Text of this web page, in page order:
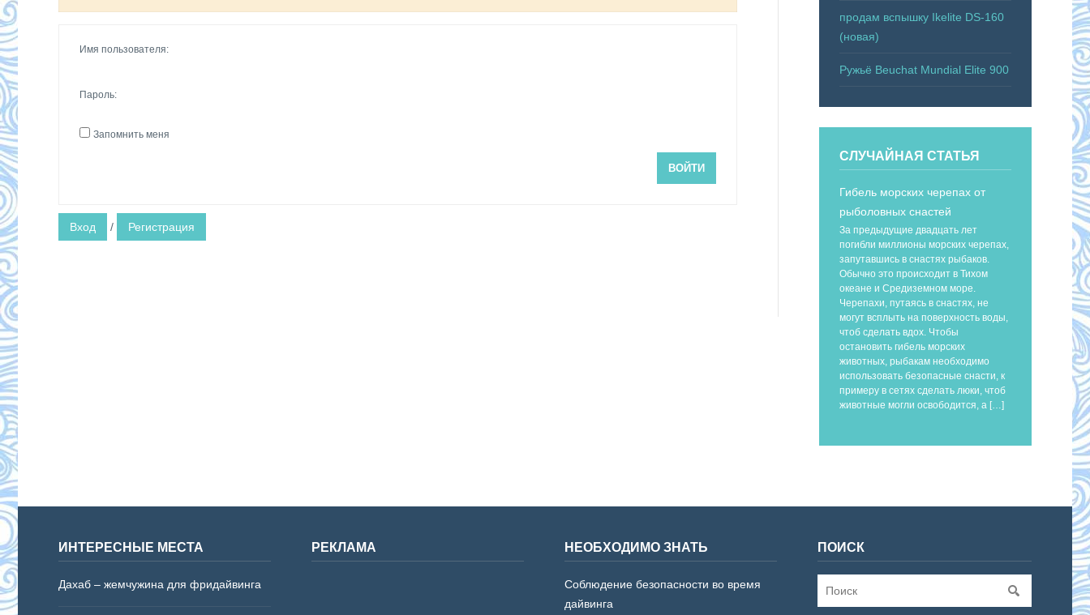
Имя пользователя:
Пароль:
Запомнить меня
ВОЙТИ
Вход / Регистрация
продам вспышку Ikelite DS-160
(новая)
Ружьё Beuchat Mundial Elite 900
СЛУЧАЙНАЯ СТАТЬЯ
Гибель морских черепах от
рыболовных снастей
За предыдущие двадцать лет
погибли миллионы морских черепах,
запутавшись в снастях рыбаков.
Обычно это происходит в Тихом
океане и Средиземном море.
Черепахи, путаясь в снастях, не
могут всплыть на поверхность воды,
чтоб сделать вдох. Чтобы
остановить гибель морских
животных, рыбакам необходимо
использовать безопасные снасти, к
примеру в сетях сделать люки, чтоб
животные могли освободится, а […]
ИНТЕРЕСНЫЕ МЕСТА
Дахаб – жемчужина для фридайвинга
РЕКЛАМА НЕОБХОДИМО ЗНАТЬ
Соблюдение безопасности во время
дайвинга
ПОИСК